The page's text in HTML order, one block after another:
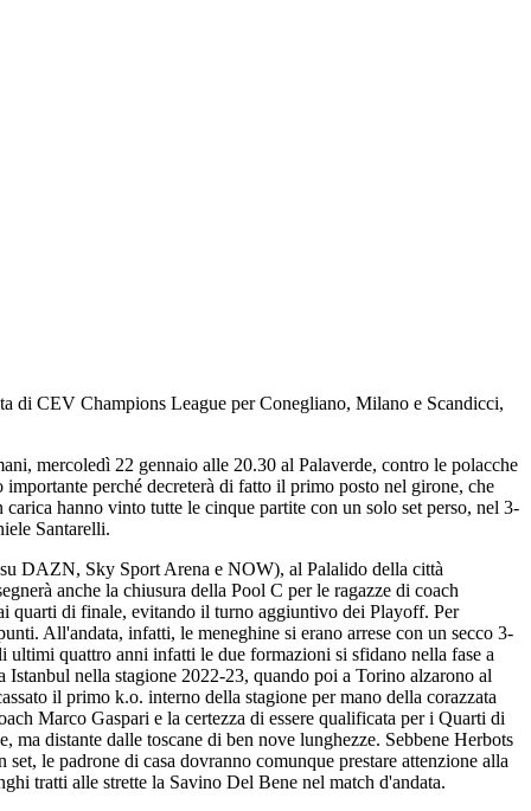
di CEV Champions League per Conegliano, Milano e Scandicci,
mercoledì 22 gennaio alle 20.30 al Palaverde, contro le polacche
perché decreterà di fatto il primo posto nel girone, che
hanno vinto tutte le cinque partite con un solo set perso, nel 3-
Santarelli.
DAZN, Sky Sport Arena e NOW), al Palalido della città
anche la chiusura della Pool C per le ragazze di coach
quarti di finale, evitando il turno aggiuntivo dei Playoff. Per
All'andata, infatti, le meneghine si erano arrese con un secco 3-
quattro anni infatti le due formazioni si sfidano nella fase a
nella stagione 2022-23, quando poi a Torino alzarono al
il primo k.o. interno della stagione per mano della corazzata
Marco Gaspari e la certezza di essere qualificata per i Quarti di
distante dalle toscane di ben nove lunghezze. Sebbene Herbots
le padrone di casa dovranno comunque prestare attenzione alla
tratti alle strette la Savino Del Bene nel match d'andata.